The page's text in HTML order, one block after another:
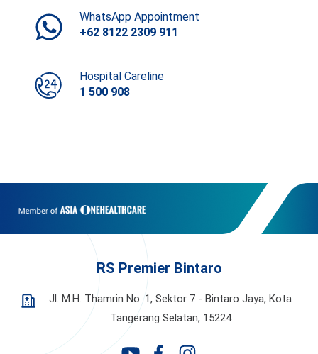
WhatsApp Appointment
+62 8122 2309 911
Hospital Careline
1 500 908
RS Premier Bintaro
Jl. M.H. Thamrin No. 1, Sektor 7 - Bintaro Jaya, Kota
Tangerang Selatan, 15224